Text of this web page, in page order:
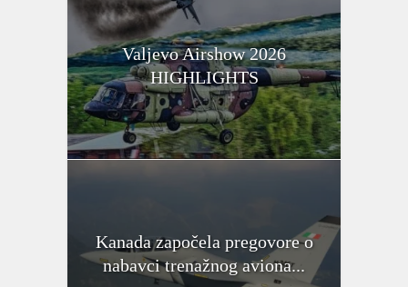
Valjevo Airshow 2026
HIGHLIGHTS
Kanada započela pregovore o
nabavci trenažnog aviona...